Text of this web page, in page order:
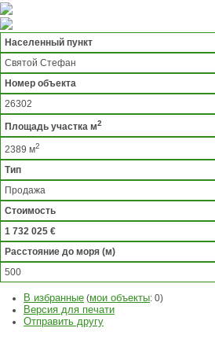
Населенный пункт
Святой Стефан
Номер объекта
26302
Площадь участка м2
2389 м2
Тип
Продажа
Стоимость
1 732 025 €
Расстояние до моря (м)
500
В избранные (мои объекты: 0)
Версия для печати
Отправить другу